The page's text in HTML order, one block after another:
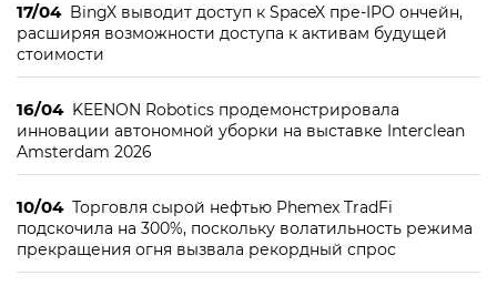
17/04 BingX выводит доступ к SpaceX пре-IPO ончейн,
расширяя возможности доступа к активам будущей
стоимости
16/04 KEENON Robotics продемонстрировала
инновации автономной уборки на выставке Interclean
Amsterdam 2026
10/04 Торговля сырой нефтью Phemex TradFi
подскочила на 300%, поскольку волатильность режима
прекращения огня вызвала рекордный спрос